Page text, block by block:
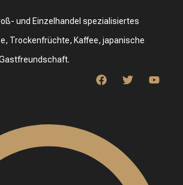
und Einzelhandel spezialisiertes
Trockenfrüchte, Kaffee, japanische